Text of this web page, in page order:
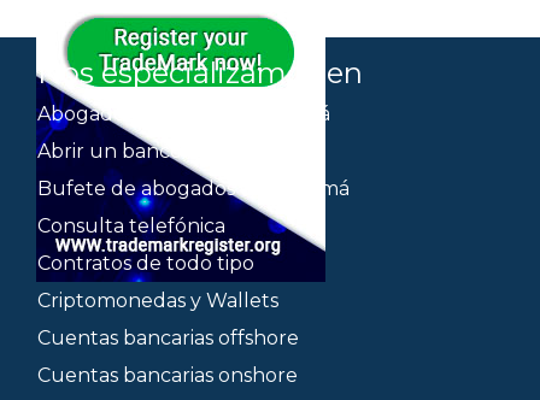
Nos especializamos en
Abogados italianos en Panamá
Abrir un banco
Bufete de abogados en Panamá
Consulta telefónica
Contratos de todo tipo
Criptomonedas y Wallets
Cuentas bancarias offshore
Cuentas bancarias onshore